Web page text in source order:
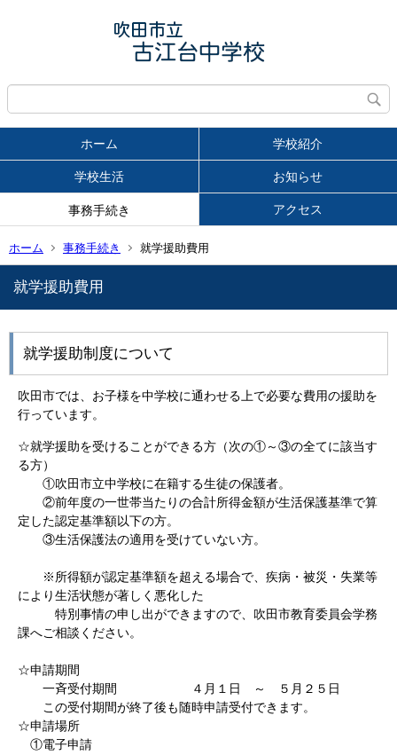
ホーム 学校紹介
学校生活 お知らせ
事務手続き アクセス
ホーム 事務手続き 就学援助費用
就学援助費用
就学援助制度について
吹田市では、お子様を中学校に通わせる上で必要な費用の援助を
行っています。
☆就学援助を受けることができる方（次の①～③の全てに該当す
る方）
①吹田市立中学校に在籍する生徒の保護者。
②前年度の一世帯当たりの合計所得金額が生活保護基準で算
定した認定基準額以下の方。
③生活保護法の適用を受けていない方。
※所得額が認定基準額を超える場合で、疾病・被災・失業等
により生活状態が著しく悪化した
特別事情の申し出ができますので、吹田市教育委員会学務
課へご相談ください。
☆申請期間
一斉受付期間 ４月１日 ～ ５月２５日
この受付期間が終了後も随時申請受付できます。
☆申請場所
①電子申請